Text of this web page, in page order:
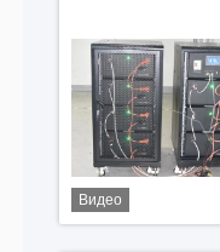
Видео